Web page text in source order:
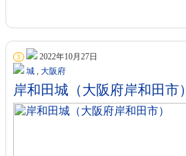
3
2022年10月27日
城 , 大阪府
岸和田城（大阪府岸和田市）